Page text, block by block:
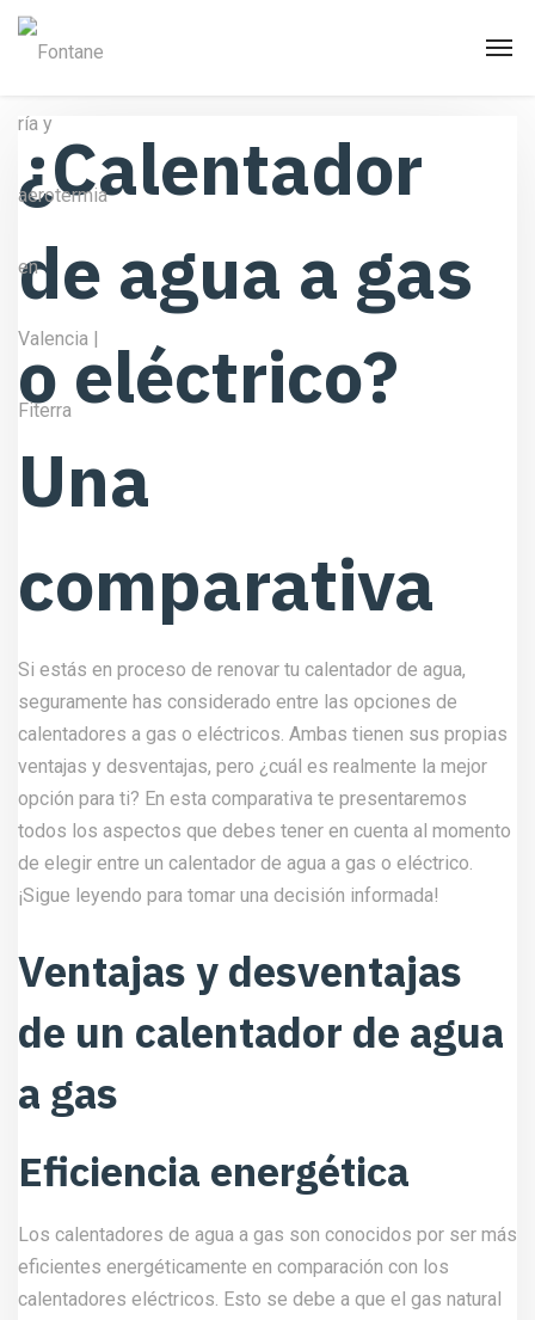
¿Calentador
de agua a gas
o eléctrico?
Una
comparativa
Si estás en proceso de renovar tu calentador de agua,
seguramente has considerado entre las opciones de
calentadores a gas o eléctricos. Ambas tienen sus propias
ventajas y desventajas, pero ¿cuál es realmente la mejor
opción para ti? En esta comparativa te presentaremos
todos los aspectos que debes tener en cuenta al momento
de elegir entre un calentador de agua a gas o eléctrico.
¡Sigue leyendo para tomar una decisión informada!
Ventajas y desventajas
de un calentador de agua
a gas
Eficiencia energética
Los calentadores de agua a gas son conocidos por ser más
eficientes energéticamente en comparación con los
calentadores eléctricos. Esto se debe a que el gas natural